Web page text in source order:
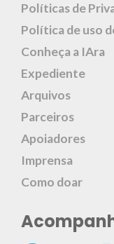
Políticas de
Política de uso
Conheça a IAra
Expediente
Arquivos
Parceiros
Apoiadores
Imprensa
Como doar